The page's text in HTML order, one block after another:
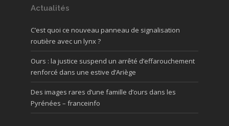
Actualités
C’est quoi ce nouveau panneau de signalisation
routière avec un lynx ?
Ours : la justice suspend un arrêté d’effarouchement
renforcé dans une estive d’Ariège
Des images rares d’une famille d’ours dans les
Pyrénées – franceinfo